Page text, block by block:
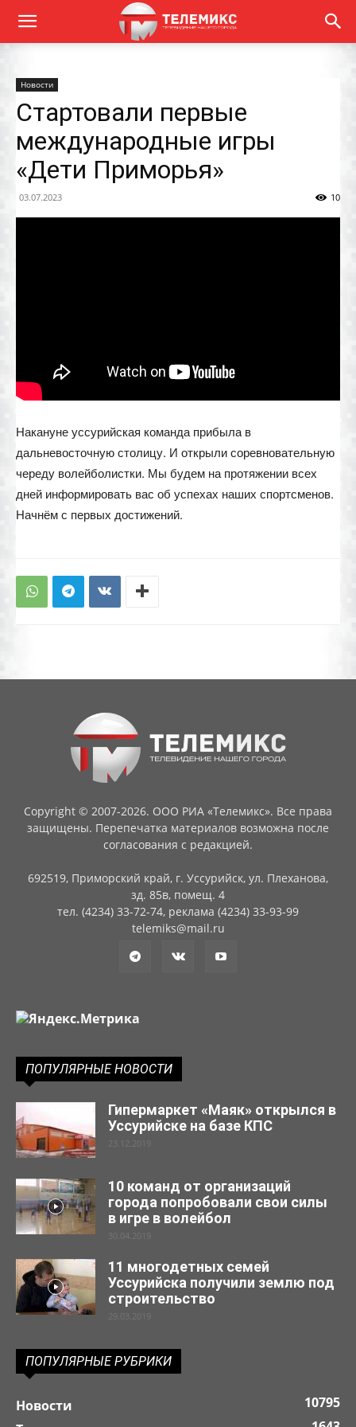
Новости
Стартовали первые
международные игры
«Дети Приморья»
03.07.2023 10
Накануне уссурийская команда прибыла в
дальневосточную столицу. И открыли соревновательную
череду волейболистки. Мы будем на протяжении всех
дней информировать вас об успехах наших спортсменов.
Начнём с первых достижений.
Copyright © 2007-2026. ООО РИА «Телемикс». Все права
защищены. Перепечатка материалов возможна после
согласования с редакцией.
692519, Приморский край, г. Уссурийск, ул. Плеханова,
зд. 85в, помещ. 4
тел. (4234) 33-72-74, реклама (4234) 33-93-99
telemiks@mail.ru
ПОПУЛЯРНЫЕ НОВОСТИ
Гипермаркет «Маяк» открылся в
Уссурийске на базе КПС
23.12.2019
10 команд от организаций
города попробовали свои силы
в игре в волейбол
30.04.2019
11 многодетных семей
Уссурийска получили землю под
строительство
29.03.2019
ПОПУЛЯРНЫЕ РУБРИКИ
Новости
10795